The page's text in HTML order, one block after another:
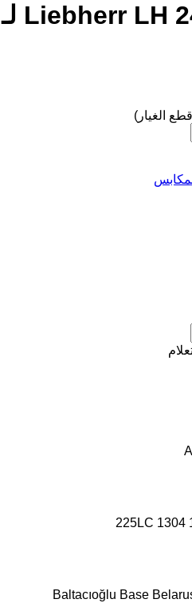
أجزاء المحرك Liebherr LH 24 لـ
الغيار)
225LC 1304
Baltacıoğlu Base